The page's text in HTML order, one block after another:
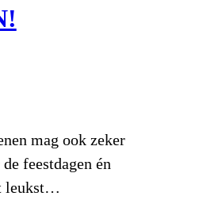
mag ook zeker
feestdagen én
leukst…